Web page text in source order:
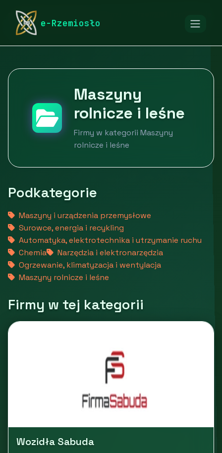
e-Rzemiosło
rymarstwo-poznan.pl
Maszyny rolnicze i leśne
Maszyny
rolnicze i leśne
Firmy w kategorii Maszyny
rolnicze i leśne
Podkategorie
Maszyny i urządzenia przemysłowe
Surowce, energia i recykling
Automatyka, elektrotechnika i utrzymanie ruchu
Chemia
Narzędzia i elektronarzędzia
Ogrzewanie, klimatyzacja i wentylacja
Maszyny rolnicze i leśne
Firmy w tej kategorii
Wozidła Sabuda